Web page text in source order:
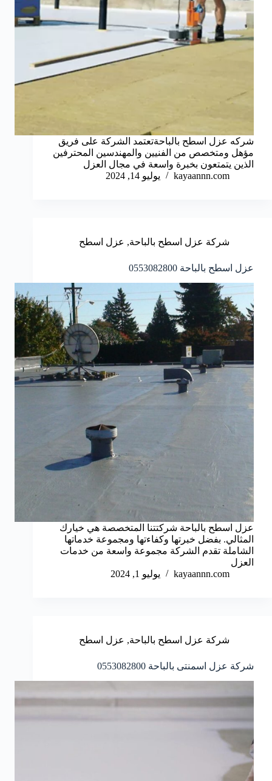
شركه عزل اسطح بالباحةتعتمد الشركة على فريق
مؤهل ومتخصص من الفنيين والمهندسين المحترفين
الذين يتمتعون بخبرة واسعة في مجال العزل
kayaannn.com
يوليو 14, 2024
شركة عزل اسطح بالباحة, عزل اسطح
عزل اسطح بالباحة 0553082800
عزل اسطح بالباحة شركتتنا المتخصصة هي خيارك
المثالي. بفضل خبرتها وكفاءتها ومجموعة خدماتها
الشاملة تقدم الشركة مجموعة واسعة من خدمات
العزل
kayaannn.com
يوليو 1, 2024
شركة عزل اسطح بالباحة, عزل اسطح
شركة عزل اسمنتى بالباحة 0553082800